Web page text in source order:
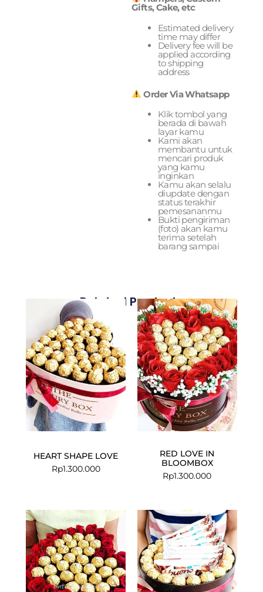
Gifts, Cake, etc
Estimated delivery
time may differ
Delivery fee will be
applied according
to shipping
address
Order Via Whatsapp
Klik tombol yang
berada di bawah
layar kamu
Kami akan
membantu untuk
mencari produk
yang kamu
inginkan
Kamu akan selalu
diupdate dengan
status terakhir
pemesananmu
Bukti pengiriman
(foto) akan kamu
terima setelah
barang sampai
Related Products
HEART SHAPE LOVE
Rp1.300.000
RED LOVE IN
BLOOMBOX
Rp1.300.000